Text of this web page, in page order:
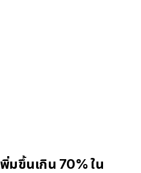
พิ่มขึ้นเกิน 70% ใน